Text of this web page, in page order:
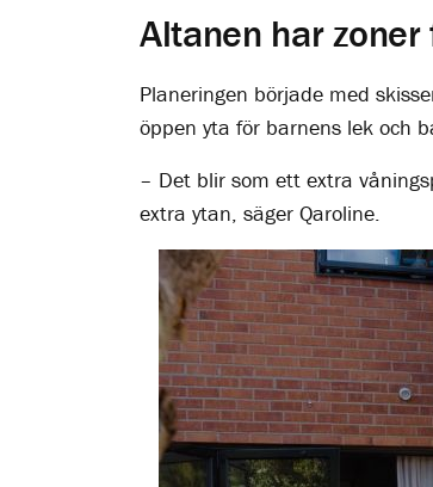
Altanen har
Planeringen började med
öppen yta för barnens lek och
– Det blir som ett extra
extra ytan, säger Qaroline.